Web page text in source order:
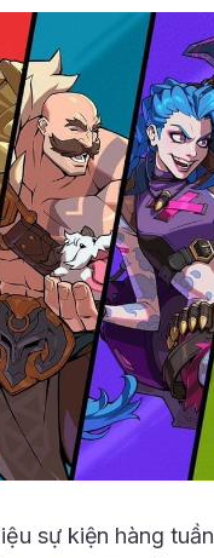
sự kiện hàng tuần